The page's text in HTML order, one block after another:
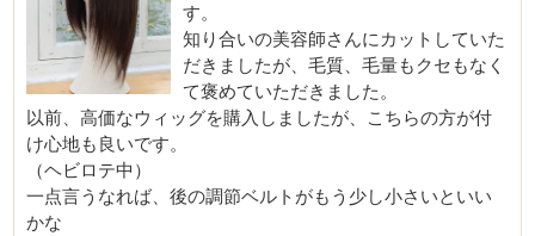
す。
知り合いの美容師さんにカットしていた
だきましたが、毛質、毛量もクセもなく
て褒めていただきました。
以前、高価なウィッグを購入しましたが、こちらの方が付
け心地も良いです。
（ヘビロテ中）
一点言うなれば、後の調節ベルトがもう少し小さいといい
かな